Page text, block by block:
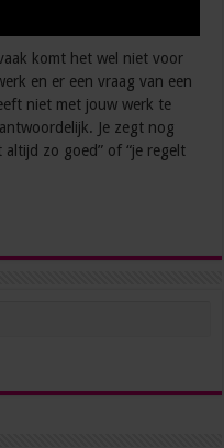
komt het wel niet voor
en er een vraag van een
niet met jouw werk te
Je zegt nog
zo goed” of “je regelt